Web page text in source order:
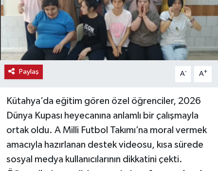
Paylaş A- A+
Kütahya’da eğitim gören özel öğrenciler, 2026
Dünya Kupası heyecanına anlamlı bir çalışmayla
ortak oldu. A Milli Futbol Takımı’na moral vermek
amacıyla hazırlanan destek videosu, kısa sürede
sosyal medya kullanıcılarının dikkatini çekti.
Kültür-Sanat
Magazin
Resmi İlanlar
Sağlık
Seri İlan
Siyaset